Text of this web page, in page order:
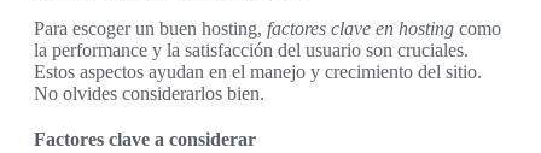
Para escoger un buen hosting, factores clave en hosting como
la performance y la satisfacción del usuario son cruciales.
Estos aspectos ayudan en el manejo y crecimiento del sitio.
No olvides considerarlos bien.
Factores clave a considerar